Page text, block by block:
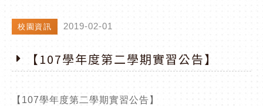
校園資訊 2019-02-01
【107學年度第二學期實習公告】
【107學年度第二學期實習公告】